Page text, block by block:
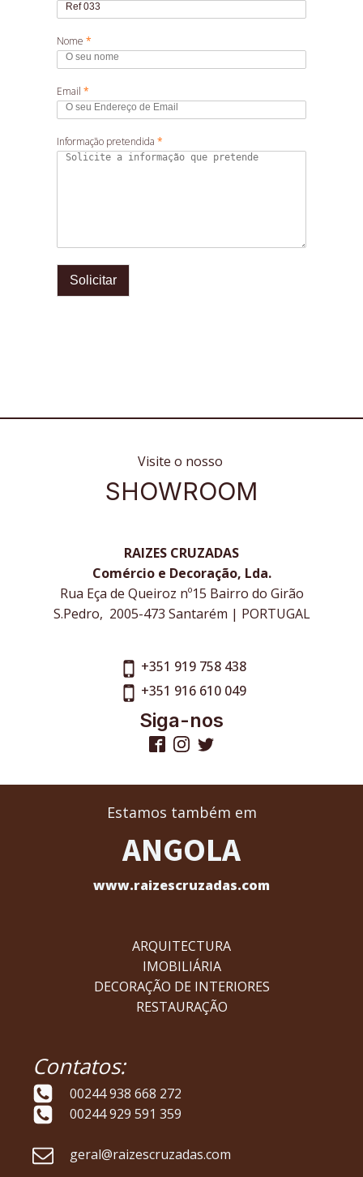
Nome *
Email *
Informação pretendida *
Solicitar
Visite o nosso
SHOWROOM
RAIZES CRUZADAS
Comércio e Decoração, Lda.
Rua Eça de Queiroz nº15 Bairro do Girão
S.Pedro, 2005-473 Santarém | PORTUGAL
+351 919 758 438
+351 916 610 049
Siga-nos
Estamos também em
ANGOLA
www.raizescruzadas.com
ARQUITECTURA
IMOBILIÁRIA
DECORAÇÃO DE INTERIORES
RESTAURAÇÃO
Contatos:
00244 938 668 272
00244 929 591 359
geral@raizescruzadas.com